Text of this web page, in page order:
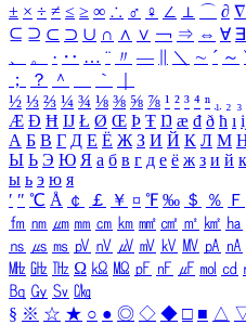
± × ÷ ≠ ≤ ≥ ∞ ∴ ♂ ♀ ∠ ⊥ ⌒ ∂ ∇
⊆ ⊇ ⊂ ⊃ ∪ ∩ ∧ ∨ ￢ ⇒ ⇔ ∀ ∃
、
。 · ‥ … ¨ 〃 ― ＼ ∼ ´ ～
；
？ ＾ ｀
½ ⅓ ⅔ ¼ ¾ ⅛ ⅜ ⅝ ⅞ ¹ ² ³ ⁴ ⁿ ₁ ₂ ₃
Æ Ð Ħ Ĳ Ł Ø Œ Þ Ŧ Ŋ æ đ ð ħ ı
А Б В Г Д Е Ё Ж З И Й К Л М
Ы Ь Э Ю Я а б в г д е ё ж з и й к
ы ь э ю я
′ ″ ℃ Å ￠ ￡ ￥ ¤ ℉ ‰ ＄ ％ Ｆ
㎙ ㎚ ㎛ ㎜ ㎝ ㎞ ㎟ ㎠ ㎡ ㎢ ㏊
㎱ ㎲ ㎳ ㎴ ㎵ ㎶ ㎷ ㎸ ㎹ ㎀ ㎁
㎒ ㎓ ㎔ Ω ㏀ ㏁ ㎊ ㎋ ㎌ ㏖ ㏅
㏃ ㏉ ㏜ ㏆
§ ※ ☆ ★ ○ ● ◎ ◇ ◆ □ ■ △